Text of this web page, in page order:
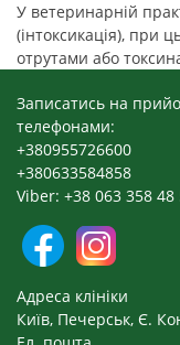
У ветеринарній
(інтоксикація), при
отрутами або
Записатись на
телефонами:
+380955726600
+380633584858
Viber: +38 063 358 48
Адреса клініки
Київ, Печерськ, Є.